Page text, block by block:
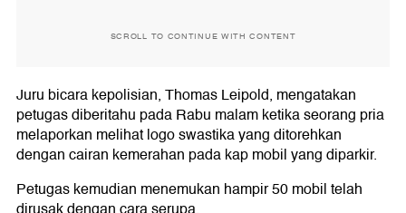
SCROLL TO CONTINUE WITH CONTENT
Juru bicara kepolisian, Thomas Leipold, mengatakan
petugas diberitahu pada Rabu malam ketika seorang pria
melaporkan melihat logo swastika yang ditorehkan
dengan cairan kemerahan pada kap mobil yang diparkir.
Petugas kemudian menemukan hampir 50 mobil telah